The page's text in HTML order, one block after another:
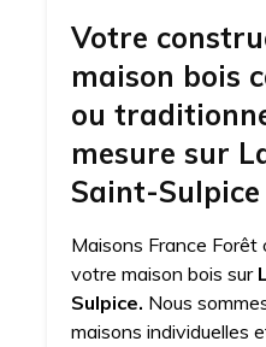
Votre
maison bois
ou
mesure sur
Saint-Sulpice
Maisons France
votre maison bois sur
Sulpice. Nous
maisons individuelles